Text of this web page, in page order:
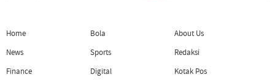
Home
News
Finance
Bola
Sports
Digital
About Us
Redaksi
Kotak Pos